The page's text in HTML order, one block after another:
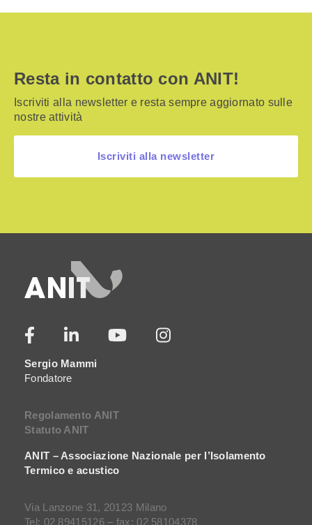
Resta in contatto con ANIT!
Iscriviti alla newsletter e resta sempre aggiornato sulle
nostre attività
Iscriviti alla newsletter
Sergio Mammi
Fondatore
Regolamento ANIT
Statuto ANIT
ANIT – Associazione Nazionale per l’Isolamento
Termico e acustico
Via Lanzone 31, 20123 Milano
Tel: 02 89415126 – fax: 02 58104378